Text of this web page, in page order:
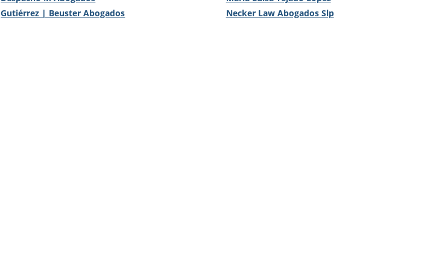
Gutiérrez | Beuster Abogados
Necker Law Abogados Slp